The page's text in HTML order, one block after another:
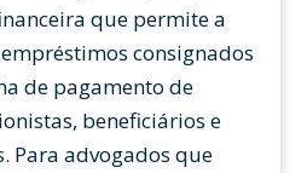
que permite a
consignados
de pagamento de
beneficiários e
Para advogados que